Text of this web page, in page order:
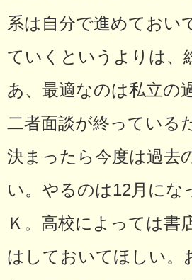
系は自分で進めておい
ていくというよりは、
あ、最適なのは私立の
二者面談が終っている
決まったら今度は過去
い。やるのは12月に
Ｋ。高校によっては書
はしておいてほしい。